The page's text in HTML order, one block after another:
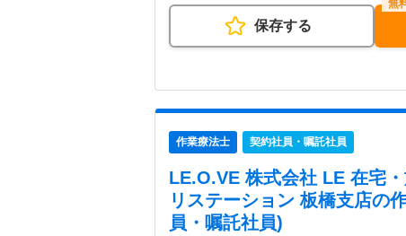
保存する
作業療法士 契約社員・嘱託社員
LE.O.VE 株式会社 LE 在宅
リステーション 板橋支店の
員・嘱託社員)